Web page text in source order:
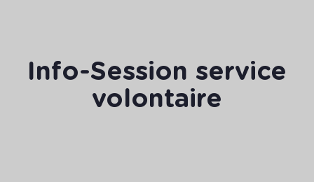
Info-Session service
volontaire